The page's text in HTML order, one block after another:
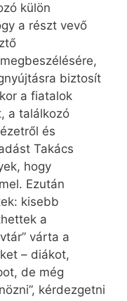
külön
a részt vevő
biztosít
a fiatalok
a találkozó
és
Takács
hogy
Ezután
kisebb
a
várta a
– diákot,
de még
kérdezgetni